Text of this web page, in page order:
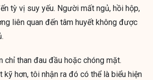
tỳ vị suy yếu. Người mất ngủ, hồi hộp,
liên quan đến tâm huyết không được
chỉ than đau đầu hoặc chóng mặt.
kỹ hơn, tôi nhận ra đó có thể là biểu hiện